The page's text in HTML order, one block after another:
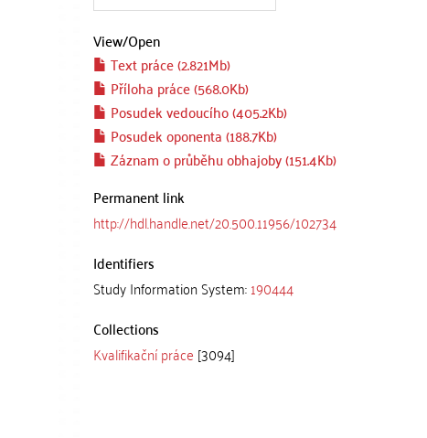
View/Open
Text práce (2.821Mb)
Příloha práce (568.0Kb)
Posudek vedoucího (405.2Kb)
Posudek oponenta (188.7Kb)
Záznam o průběhu obhajoby (151.4Kb)
Permanent link
http://hdl.handle.net/20.500.11956/102734
Identifiers
Study Information System:190444
Collections
Kvalifikační práce [3094]